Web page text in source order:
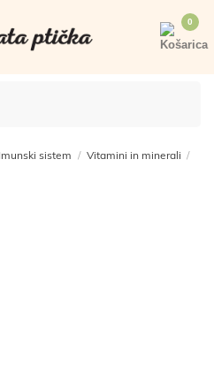
Imunski sistem / Vitamini in minerali /